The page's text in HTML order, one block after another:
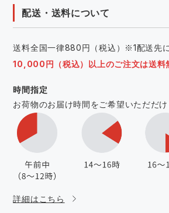
配送・送料について
送料全国一律880円（税込）※1配送先
10,000円（税込）以上のご注文は送料
時間指定
お荷物のお届け時間をご希望いただだけ
詳細はこちら